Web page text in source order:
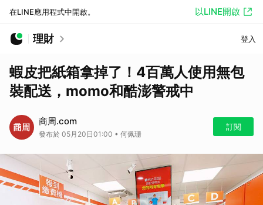
在LINE應用程式中開啟。 以LINE開啟
理財 登入
蝦皮把紙箱拿掉了！4百萬人使用無包
裝配送，momo和酷澎警戒中
商周.com
發布於 05月20日01:00 • 何佩珊
訂閱